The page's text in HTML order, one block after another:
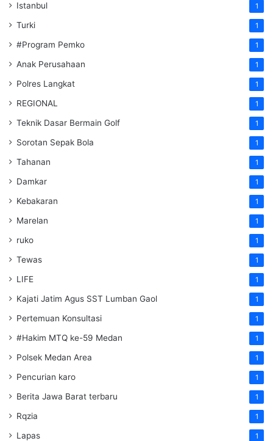
Istanbul 1
Turki 1
#Program Pemko 1
Anak Perusahaan 1
Polres Langkat 1
REGIONAL 1
Teknik Dasar Bermain Golf 1
Sorotan Sepak Bola 1
Tahanan 1
Damkar 1
Kebakaran 1
Marelan 1
ruko 1
Tewas 1
LIFE 1
Kajati Jatim Agus SST Lumban Gaol 1
Pertemuan Konsultasi 1
#Hakim MTQ ke-59 Medan 1
Polsek Medan Area 1
Pencurian karo 1
Berita Jawa Barat terbaru 1
Rqzia 1
Lapas 1